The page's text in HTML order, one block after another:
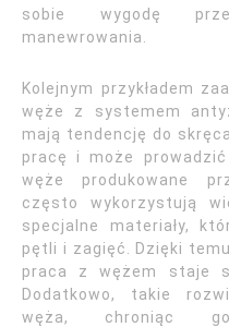
sobie wygodę
manewrowania.
Kolejnym przykładem
węże z systemem
mają tendencję do
pracę i może
węże produkowane
często wykorzystują
specjalne materiały,
pętli i zagięć. Dzięki
praca z wężem staje
Dodatkowo, takie
węża, chroniąc